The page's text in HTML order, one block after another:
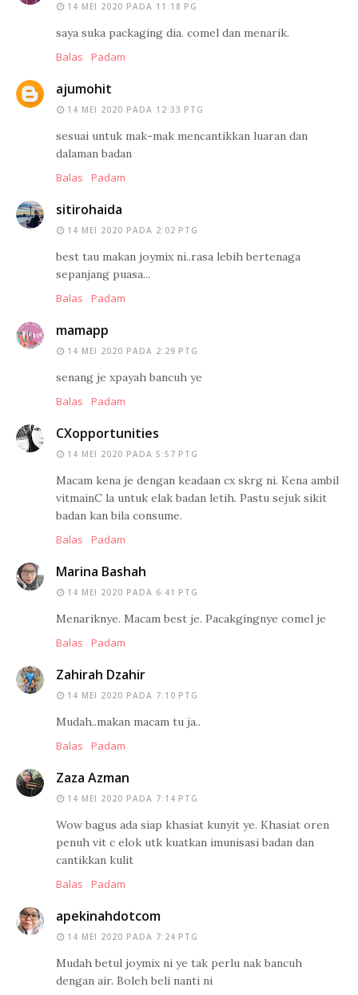
14 MEI 2020 PADA 11:18 PG
saya suka packaging dia. comel dan menarik.
Balas
Padam
ajumohit
14 MEI 2020 PADA 12:33 PTG
sesuai untuk mak-mak mencantikkan luaran dan
dalaman badan
Balas
Padam
sitirohaida
14 MEI 2020 PADA 2:02 PTG
best tau makan joymix ni..rasa lebih bertenaga
sepanjang puasa...
Balas
Padam
mamapp
14 MEI 2020 PADA 2:29 PTG
senang je xpayah bancuh ye
Balas
Padam
CXopportunities
14 MEI 2020 PADA 5:57 PTG
Macam kena je dengan keadaan cx skrg ni. Kena ambil
vitmainC la untuk elak badan letih. Pastu sejuk sikit
badan kan bila consume.
Balas
Padam
Marina Bashah
14 MEI 2020 PADA 6:41 PTG
Menariknye. Macam best je. Pacakgingnye comel je
Balas
Padam
Zahirah Dzahir
14 MEI 2020 PADA 7:10 PTG
Mudah..makan macam tu ja..
Balas
Padam
Zaza Azman
14 MEI 2020 PADA 7:14 PTG
Wow bagus ada siap khasiat kunyit ye. Khasiat oren
penuh vit c elok utk kuatkan imunisasi badan dan
cantikkan kulit
Balas
Padam
apekinahdotcom
14 MEI 2020 PADA 7:24 PTG
Mudah betul joymix ni ye tak perlu nak bancuh
dengan air. Boleh beli nanti ni